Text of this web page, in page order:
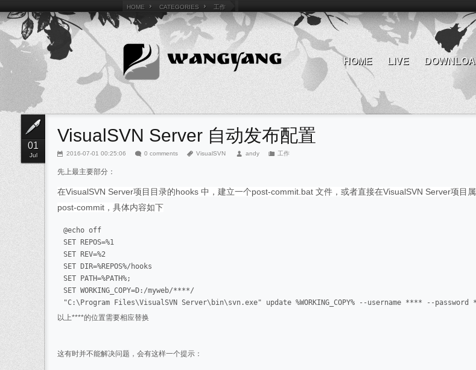
HOME CATEGORIES
</li><li>
工作
工作
HOME LIVE
01
Jul
VisualSVN Server 自动发布配置
2016-07-01 00:25:06 0 comments VisualSVN andy 工作
先上最主要部分：
在VisualSVN Server项目目录的hooks 中，建立一个post-commit.bat 文件，或者直接在VisualSVN Server项目
post-commit，具体内容如下
@echo off
SET REPOS=%1
SET REV=%2
SET DIR=%REPOS%/hooks
SET PATH=%PATH%;
SET WORKING_COPY=D:/myweb/****/
"C:\Program Files\VisualSVN Server\bin\svn.exe" update %WORKING_COPY% --username **** --password
以上****的位置需要相应替换
这有时并不能解决问题，会有这样一个提示：